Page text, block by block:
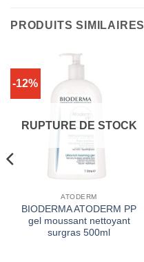
PRODUITS SIMILAIRES
-12%
RUPTURE DE STOCK
ATODERM
BIODERMA ATODERM PP
gel moussant nettoyant
surgras 500ml